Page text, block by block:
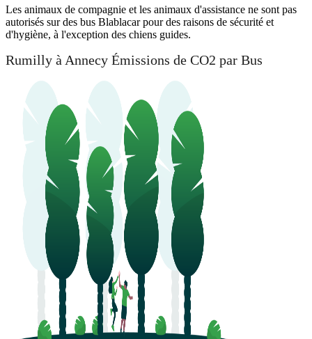
Les animaux de compagnie et les animaux d'assistance ne sont pas
autorisés sur des bus Blablacar pour des raisons de sécurité et
d'hygiène, à l'exception des chiens guides.
Rumilly à Annecy Émissions de CO2 par Bus